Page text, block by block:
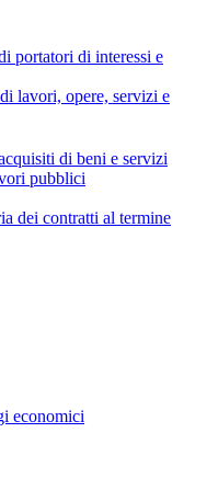
portatori di interessi e
lavori, opere, servizi e
di beni e servizi
pubblici
dei contratti al termine
economici